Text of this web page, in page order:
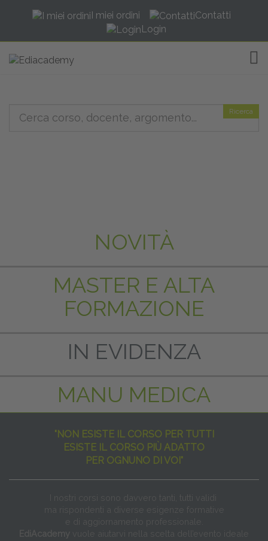
I miei ordini
Contatti
Login
Ricerca
NOVITÀ
MASTER E ALTA
FORMAZIONE
IN EVIDENZA
MANU MEDICA
"NON ESISTE IL CORSO PER TUTTI
ESISTE IL CORSO PIÙ ADATTO
PER OGNUNO DI VOI"
I nostri corsi sono davvero tanti, tutti validi
ma rispondenti a diverse esigenze formative
e di aggiornamento professionale.
EdiAcademy vuole aiutarvi nella scelta dell’evento ideale